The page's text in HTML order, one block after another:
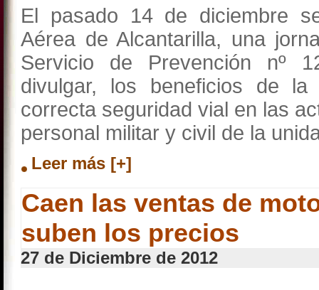
El pasado 14 de diciembre
Aérea de Alcantarilla, una
Servicio de Prevención nº
divulgar, los beneficios de la
correcta seguridad vial en las
personal militar y civil de la
Leer más [+]
Caen las ventas de
suben los precios
27 de Diciembre de 2012